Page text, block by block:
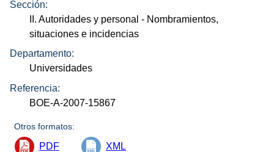
Sección:
II. Autoridades y personal - Nombramientos,
situaciones e incidencias
Departamento:
Universidades
Referencia:
BOE-A-2007-15867
Otros formatos:
PDF XML